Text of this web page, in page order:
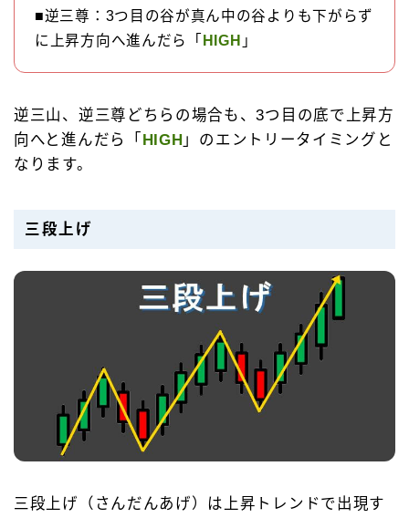
■逆三尊：3つ目の谷が真ん中の谷よりも下がらず
に上昇方向へ進んだら「 HIGH 」
逆三山、逆三尊どちらの場合も、3つ目の底で上昇方
向へと進んだら「 HIGH 」のエントリータイミングと
なります。
三段上げ
三段上げ（さんだんあげ）は上昇トレンドで出現す